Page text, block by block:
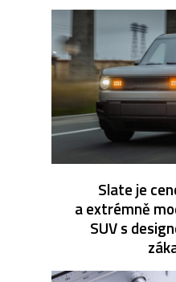
Slate je
a extrémně
SUV s